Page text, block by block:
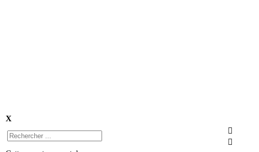
X

